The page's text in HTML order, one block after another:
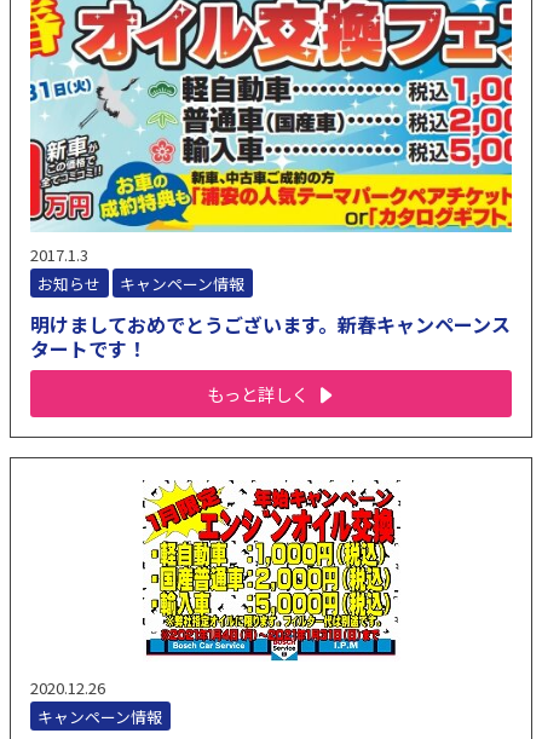
2017.1.3
お知らせ
キャンペーン情報
明けましておめでとうございます。新春キャンペーンス
タートです！
もっと詳しく
2020.12.26
キャンペーン情報